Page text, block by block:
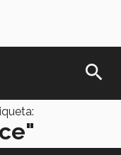
search